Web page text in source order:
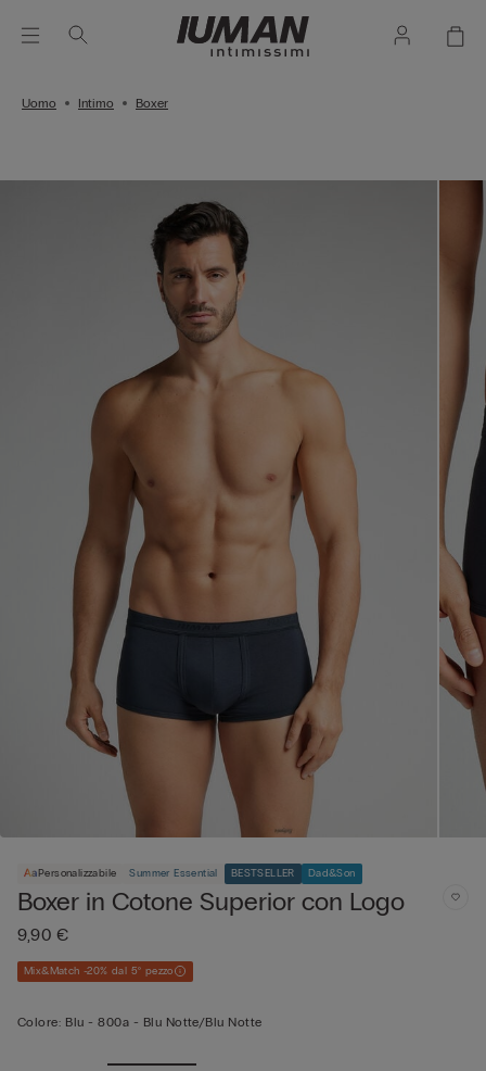
Uomo Intimo Boxer
Personalizzabile Summer Essential BESTSELLER Dad&Son
Boxer in Cotone Superior con Logo
9,90 €
Mix&Match -20% dal 5° pezzo
Colore: Blu -800a - Blu Notte/blu Notte